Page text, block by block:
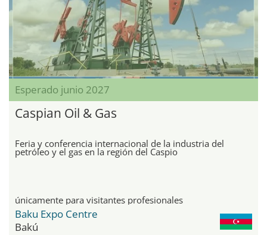
Esperado junio 2027
Caspian Oil & Gas
Feria y conferencia internacional de la industria del
petróleo y el gas en la región del Caspio
únicamente para visitantes profesionales
Baku Expo Centre
Bakú